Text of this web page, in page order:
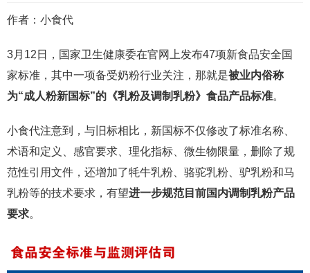
作者：小食代
3月12日，国家卫生健康委在官网上发布47项新食品安全国
家标准，其中一项备受奶粉行业关注，那就是被业内俗称
为“成人粉新国标”的《乳粉及调制乳粉》食品产品标准。
小食代注意到，与旧标相比，新国标不仅修改了标准名称、
术语和定义、感官要求、理化指标、微生物限量，删除了规
范性引用文件，还增加了牦牛乳粉、骆驼乳粉、驴乳粉和马
乳粉等的技术要求，有望进一步规范目前国内调制乳粉产品
要求。